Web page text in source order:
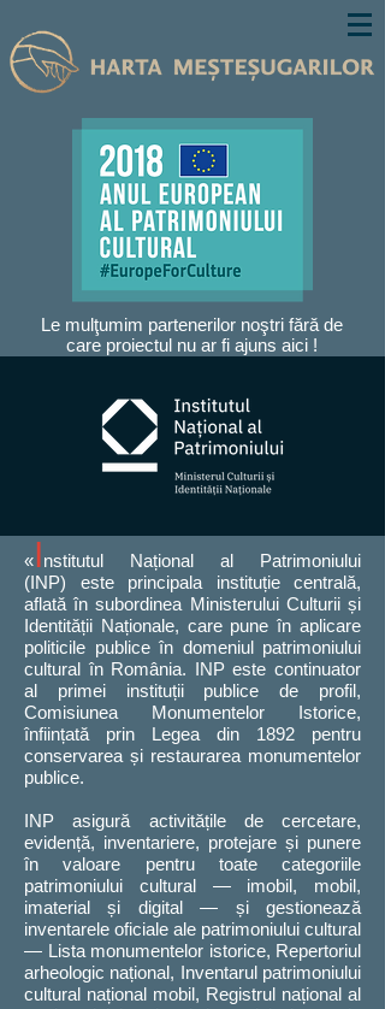
«Institutul Național al Patrimoniului
(INP) este principala instituție centrală,
aflată în subordinea Ministerului Culturii și
Identității Naționale, care pune în aplicare
politicile publice în domeniul patrimoniului
cultural în România. INP este continuator
al primei instituții publice de profil,
Comisiunea Monumentelor Istorice,
înființată prin Legea din 1892 pentru
conservarea și restaurarea monumentelor
publice.
INP asigură activitățile de cercetare,
evidență, inventariere, protejare și punere
în valoare pentru toate categoriile
patrimoniului cultural — imobil, mobil,
imaterial și digital — și gestionează
inventarele oficiale ale patrimoniului cultural
— Lista monumentelor istorice, Repertoriul
arheologic național, Inventarul patrimoniului
cultural național mobil, Registrul național al
Le mulţumim partenerilor noştri fără de
care proiectul nu ar fi ajuns aici !